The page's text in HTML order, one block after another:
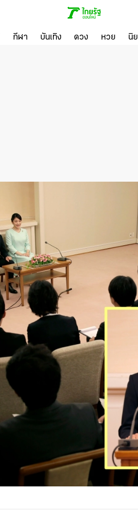
กีฬา บันเทิง ดวง หวย นิ